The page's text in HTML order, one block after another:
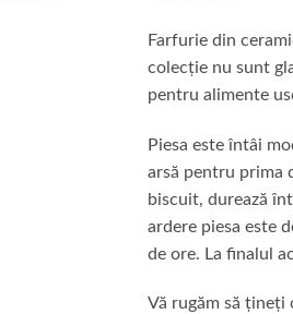
Farfurie din
colecție nu sunt
pentru alimente
Piesa este întâi
arsă pentru prima
biscuit, durează
ardere piesa este
de ore. La finalul
Vă rugăm să